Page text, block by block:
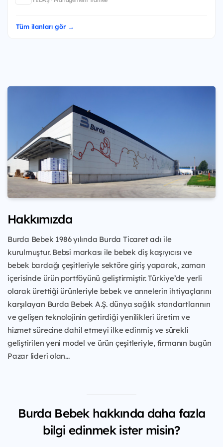
Tüm ilanları gör →
Hakkımızda
Burda Bebek 1986 yılında Burda Ticaret adı ile
kurulmuştur. Bebsi markası ile bebek diş kaşıyıcısı ve
bebek bardağı çeşitleriyle sektöre giriş yaparak, zaman
içerisinde ürün portföyünü geliştirmiştir. Türkiye’de yerli
olarak ürettiği ürünleriyle bebek ve annelerin ihtiyaçlarını
karşılayan Burda Bebek A.Ş. dünya sağlık standartlarının
ve gelişen teknolojinin getirdiği yenilikleri üretim ve
hizmet sürecine dahil etmeyi ilke edinmiş ve sürekli
geliştirilen yeni model ve ürün çeşitleriyle, firmanın bugün
Pazar lideri olan...
Burda Bebek hakkında daha fazla
bilgi edinmek ister misin?